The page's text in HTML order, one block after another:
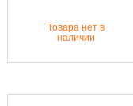
Товара нет в
наличии